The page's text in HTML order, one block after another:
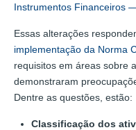
Instrumentos Financeiros
Essas alterações
implementação da Norma
requisitos em áreas sobre
demonstraram
Dentre as questões, estão:
Classificação dos